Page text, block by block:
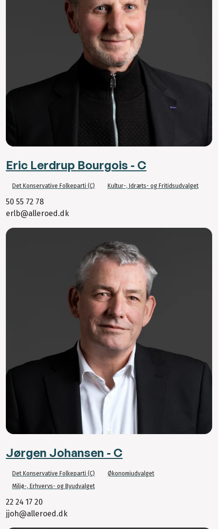
Eric Lerdrup Bourgois - C
Det Konservative Folkeparti (C) Kultur-, Idræts- og Fritidsudvalget
50 55 72 78
erlb@alleroed.dk
Jørgen Johansen - C
Det Konservative Folkeparti (C)
Økonomiudvalget
Miljø-, Erhvervs- og Byudvalget
22 24 17 20
jjoh@alleroed.dk